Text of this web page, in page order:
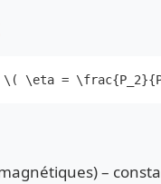
\( \eta =
–